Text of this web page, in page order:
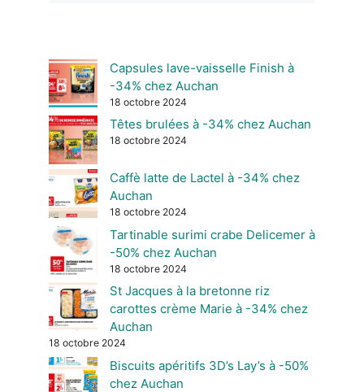
Capsules lave-vaisselle Finish à
-34% chez Auchan
18 octobre 2024
Têtes brulées à -34% chez Auchan
18 octobre 2024
Caffè latte de Lactel à -34% chez
Auchan
18 octobre 2024
Tartinable surimi crabe Delicemer à
-50% chez Auchan
18 octobre 2024
St Jacques à la bretonne riz
carottes crème Marie à -34% chez
Auchan
18 octobre 2024
Biscuits apéritifs 3D’s Lay’s à -50%
chez Auchan